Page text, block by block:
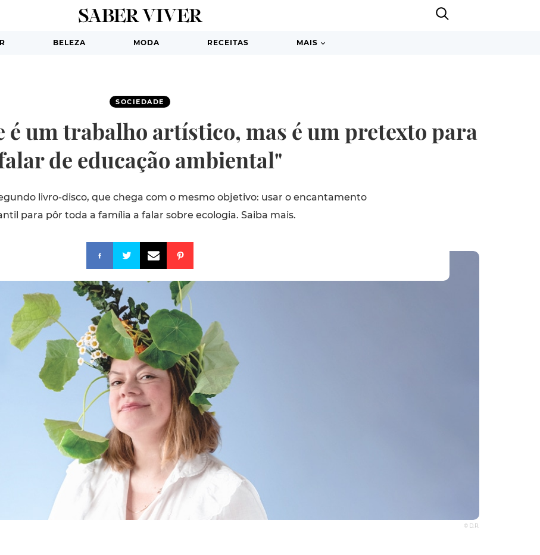
BELEZA MODA RECEITAS MAIS
SOCIEDADE
é um trabalho artístico, mas é um pretexto para
de educação ambiental"
livro-disco, que chega com o mesmo objetivo: usar o encantamento
para pôr toda a família a falar sobre ecologia. Saiba mais.
© D.R.